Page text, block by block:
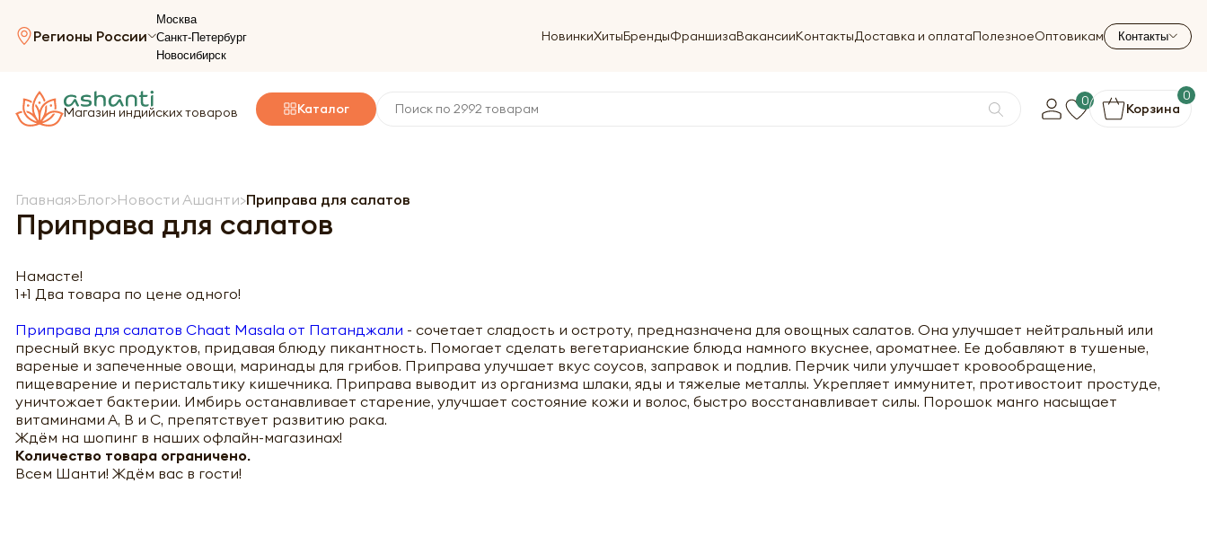
Регионы России
Москва
Санкт-Петербург
Новосибирск
НовинкиХитыБрендыФраншизаВакансииКонтактыДоставка и оплатаПолезноеОптовикам Контакты
Магазин индийских товаров Каталог 0 Корзина
0
Главная Блог Новости Ашанти Приправа для салатов
Приправа для салатов
Намасте!
1+1 Два товара по цене одного!
Приправа для салатов Chaat Masala от Патанджали - сочетает сладость и остроту, предназначена для овощных салатов. Она улучшает нейтральный или
пресный вкус продуктов, придавая блюду пикантность. Помогает сделать вегетарианские блюда намного вкуснее, ароматнее. Ее добавляют в тушеные,
вареные и запеченные овощи, маринады для грибов. Приправа улучшает вкус соусов, заправок и подлив. Перчик чили улучшает кровообращение,
пищеварение и перистальтику кишечника. Приправа выводит из организма шлаки, яды и тяжелые металлы. Укрепляет иммунитет, противостоит простуде,
уничтожает бактерии. Имбирь останавливает старение, улучшает состояние кожи и волос, быстро восстанавливает силы. Порошок манго насыщает
витаминами А, В и С, препятствует развитию рака.
Ждём на шопинг в наших офлайн-магазинах!
Количество товара ограничено.
Всем Шанти! Ждём вас в гости!